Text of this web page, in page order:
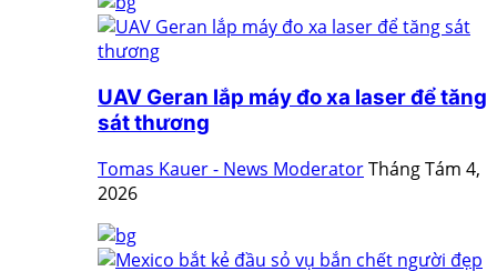
UAV Geran lắp máy đo xa laser để tăng
sát thương
Tomas Kauer - News ModeratorTháng Tám 4,
2026